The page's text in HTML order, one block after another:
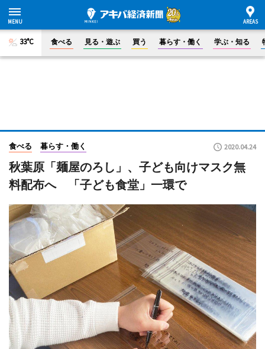
33°C 食べる 見る・遊ぶ 買う 暮らす・働く 学ぶ・知る
食べる 暮らす・働く 2020.04.24
秋葉原「麺屋のろし」、子ども向けマスク無
料配布へ 「子ども食堂」一環で